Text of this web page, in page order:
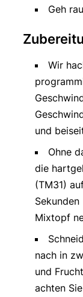
Geh
Wir
und
Ohne
die
(TM31)
Mixtopf
nach in
und
achten